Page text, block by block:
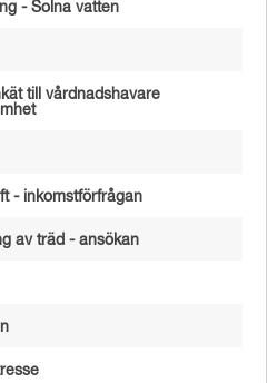
- Solna vatten
till vårdnadshavare
- inkomstförfrågan
av träd - ansökan